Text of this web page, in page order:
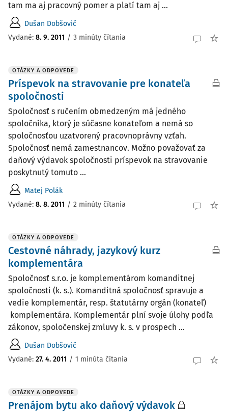
tam ma aj pracovný pomer a platí tam aj ...
Dušan Dobšovič
Vydané: 8. 9. 2011 / 3 minúty čítania
OTÁZKY A ODPOVEDE
Príspevok na stravovanie pre konateľa
spoločnosti
Spoločnosť s ručením obmedzeným má jedného
spoločníka, ktorý je súčasne konateľom a nemá so
spoločnosťou uzatvorený pracovnoprávny vzťah.
Spoločnosť nemá zamestnancov. Možno považovať za
daňový výdavok spoločnosti príspevok na stravovanie
poskytnutý tomuto ...
Matej Polák
Vydané: 8. 8. 2011 / 2 minúty čítania
OTÁZKY A ODPOVEDE
Cestovné náhrady, jazykový kurz
komplementára
Spoločnosť s.r.o. je komplementárom komanditnej
spoločnosti (k. s.). Komanditná spoločnosť spravuje a
vedie komplementár, resp. štatutárny orgán (konateľ)
komplementára. Komplementár plní svoje úlohy podľa
zákonov, spoločenskej zmluvy k. s. v prospech ...
Dušan Dobšovič
Vydané: 27. 4. 2011 / 1 minúta čítania
OTÁZKY A ODPOVEDE
Prenájom bytu ako daňový výdavok